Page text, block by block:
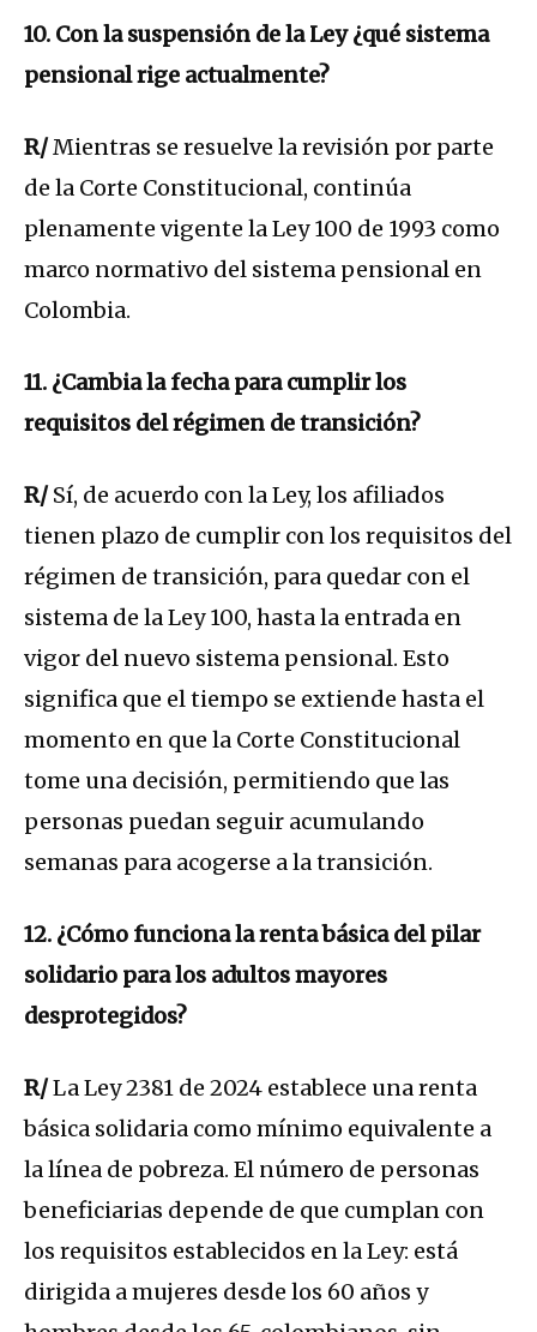
10. Con la suspensión de la Ley ¿qué sistema
pensional rige actualmente?
R/Mientras se resuelve la revisión por parte
de la Corte Constitucional, continúa
plenamente vigente la Ley 100 de 1993 como
marco normativo del sistema pensional en
Colombia.
11. ¿Cambia la fecha para cumplir los
requisitos del régimen de transición?
R/Sí, de acuerdo con la Ley, los afiliados
tienen plazo de cumplir con los requisitos del
régimen de transición, para quedar con el
sistema de la Ley 100, hasta la entrada en
vigor del nuevo sistema pensional. Esto
significa que el tiempo se extiende hasta el
momento en que la Corte Constitucional
tome una decisión, permitiendo que las
personas puedan seguir acumulando
semanas para acogerse a la transición.
12. ¿Cómo funciona la renta básica del pilar
solidario para los adultos mayores
desprotegidos?
R/La Ley 2381 de 2024 establece una renta
básica solidaria como mínimo equivalente a
la línea de pobreza. El número de personas
beneficiarias depende de que cumplan con
los requisitos establecidos en la Ley: está
dirigida a mujeres desde los 60 años y